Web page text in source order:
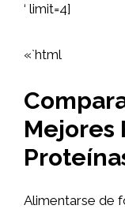
‘ limit=4]
«`html
Mejores
Alimentarse de